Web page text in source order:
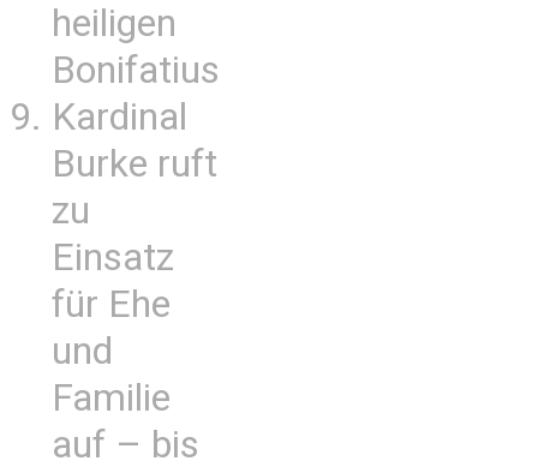
heiligen
Bonifatius
Kardinal
Burke ruft
zu
Einsatz
für Ehe
und
Familie
auf – bis